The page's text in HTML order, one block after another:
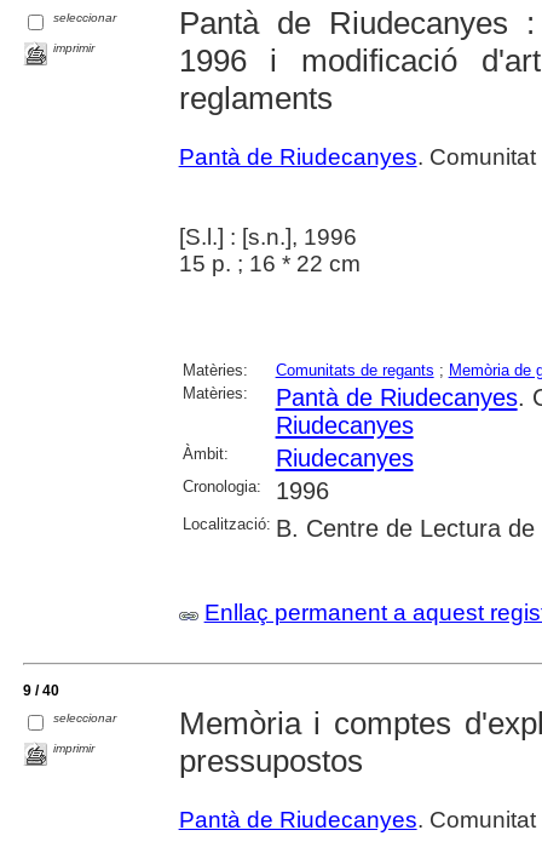
seleccionar
imprimir
Pantà de Riudecanyes
1996 i modificació
reglaments
Pantà de Riudecanyes.
[S.l.] : [s.n.], 1996
15 p. ; 16 * 22 cm
Matèries: Comunitats de regants ; Memòria de
Matèries:
Pantà de Riudecanyes.
Riudecanyes
Àmbit: Riudecanyes
Cronologia: 1996
Localització: B. Centre de Lectura de
Enllaç permanent a aquest
9 / 40
seleccionar
imprimir
Memòria i comptes
pressupostos
Pantà de Riudecanyes.